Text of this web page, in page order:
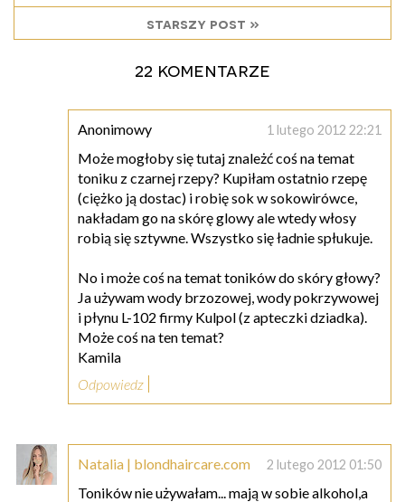
starszy post »
22 komentarze
Anonimowy 1 lutego 2012 22:21
Może mogłoby się tutaj znależć coś na temat
toniku z czarnej rzepy? Kupiłam ostatnio rzepę
(ciężko ją dostac) i robię sok w sokowirówce,
nakładam go na skórę glowy ale wtedy włosy
robią się sztywne. Wszystko się ładnie spłukuje.
No i może coś na temat toników do skóry głowy?
Ja używam wody brzozowej, wody pokrzywowej
i płynu L-102 firmy Kulpol (z apteczki dziadka).
Może coś na ten temat?
Kamila
Odpowiedz
Natalia | blondhaircare.com 2 lutego 2012 01:50
Toników nie używałam... mają w sobie alkohol,a